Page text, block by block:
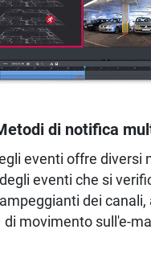
di notifica
eventi offre diversi
eventi che si
dei canali,
di movimento sull'e-